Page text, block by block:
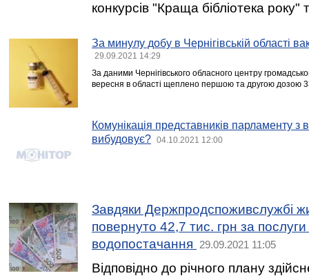
конкурсів "Краща бібліотека року"
За минулу добу в Чернігівській області
29.09.2021 14:29
За даними Чернігівського обласного центру
вересня в області щеплено першою та другою дозою
Комунікація представників парламенту з
вибудовує?
04.10.2021 12:00
Завдяки Держпродспоживслужбі
повернуто 42,7 тис. грн за
водопостачання
29.09.2021 11:05
Відповідно до річного плану